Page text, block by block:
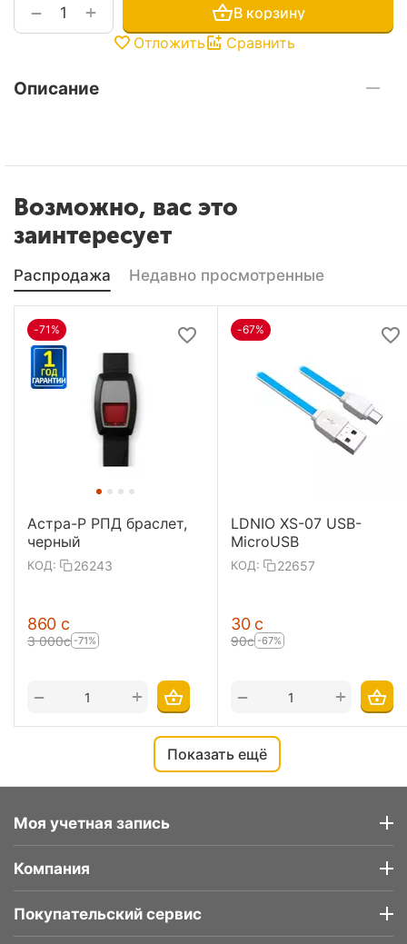
+
−
В корзину
Отложить
Сравнить
Описание
Возможно, вас это
заинтересует
Распродажа Недавно просмотренные
-71%
Астра-Р РПД браслет,
черный
КОД: 26243
‍860‍ с
3 000с -71%
+
−
-67%
LDNIO XS-07 USB-
MicroUSB
КОД: 22657
‍30‍ с
‍90‍с -67%
+
−
Показать ещё
Моя учетная запись
Компания
Покупательский сервис